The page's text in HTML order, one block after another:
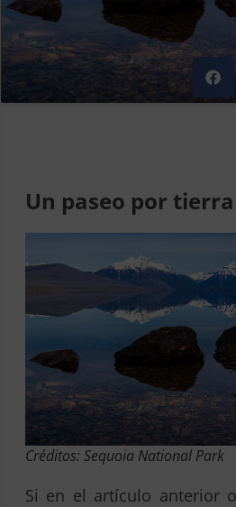
Un paseo por
Créditos: Sequoia National Park
Si en el artículo anterior